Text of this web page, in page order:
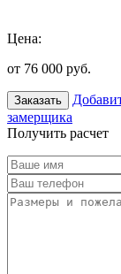
Цена:
от 76 000 руб.
Заказать
замерщика
Получить расчет